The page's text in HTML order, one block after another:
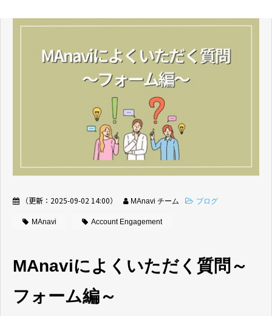
（更新： 2025-09-02 14:00） MAnavi チーム ブログ
MAnavi Account Engagement
MAnaviによくいただく質問～
フォーム編～